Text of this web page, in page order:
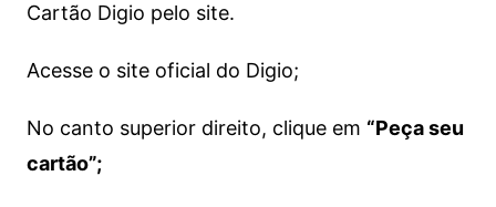
Cartão Digio pelo site.
Acesse o site oficial do Digio;
No canto superior direito, clique em “Peça seu
cartão”;